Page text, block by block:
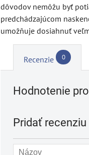
dôvodov nemôžu byť
predchádzajúcom
umožňuje dosiahnuť
Recenzie 0
Hodnotenie
Pridať recenziu